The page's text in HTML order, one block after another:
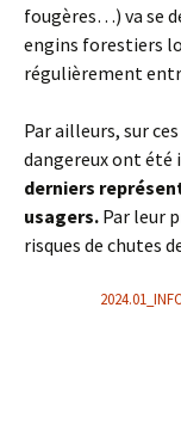
fougères…) va se
engins forestiers
régulièrement
Par ailleurs, sur
dangereux ont été
derniers
usagers. Par leur
risques de chutes